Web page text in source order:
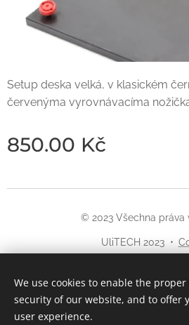
Setup deska velká, v klasickém
červenýma vyrovnávacíma
850.00 Kč
© 2023 Všechna práva
UliTECH 2023
Čeština
We use cookies to enable the
security of our website, and to offer
user experience.